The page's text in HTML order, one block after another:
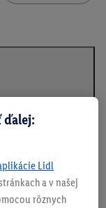
ďalej:
Lidl
a v našej
rôznych